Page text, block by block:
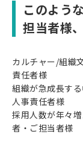
このよう
担当者様
カルチャー/組織
責任者様
組織が急成長す
人事責任者様
採用人数が年々
者・ご担当者様